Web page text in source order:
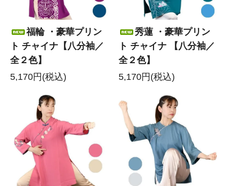
福輪 ・豪華プリン
ト チャイナ【八分袖／
全２色】
5,170円(税込)
秀蓮 ・豪華プリン
ト チャイナ 【八分袖／
全２色】
5,170円(税込)